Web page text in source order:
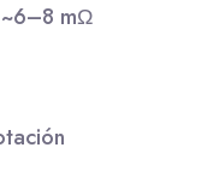
~6–8 mΩ